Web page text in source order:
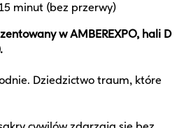
minut (bez przerwy)
w AMBEREXPO, hali D
Dziedzictwo traum, które